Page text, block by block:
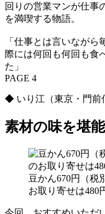
回りの営業マンが仕事
を満喫する物語。
「仕事とは言いなが
際には何回も何回も
た」
PAGE 4
◆ いり江（東京・門前
素材の味を堪
豆かん670円（税
お取り寄せは480